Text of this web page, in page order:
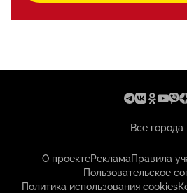
Все города
О проектеРекламаПравила
Пользовательское
Политика использования cookies